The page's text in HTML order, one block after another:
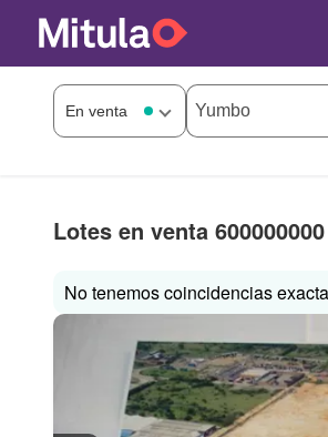
Lotes en venta
No tenemos coincidencias